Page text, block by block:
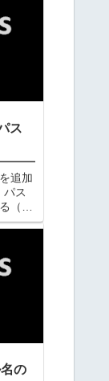
ス
追加
パス
（実
存さ
の